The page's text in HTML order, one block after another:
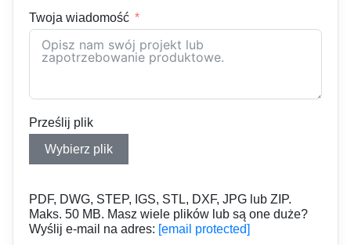
Twoja wiadomość
Prześlij plik
Wybierz plik
PDF, DWG, STEP, IGS, STL, DXF, JPG lub ZIP.
Maks. 50 MB. Masz wiele plików lub są one duże?
Wyślij e-mail na adres: [email protected]